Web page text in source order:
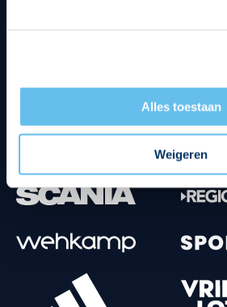
Alles toestaan
Weigeren